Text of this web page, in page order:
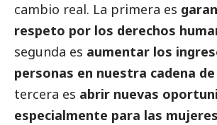
cambio real. La primera es
respeto por los derechos
segunda es aumentar los
personas en nuestra cadena
tercera es abrir nuevas
especialmente para las